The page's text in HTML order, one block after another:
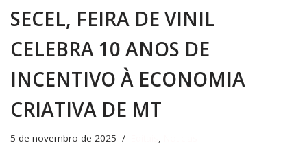
SECEL, FEIRA DE VINIL
CELEBRA 10 ANOS DE
INCENTIVO À ECONOMIA
CRIATIVA DE MT
5 de novembro de 2025 ,